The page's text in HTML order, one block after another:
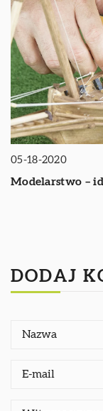
05-18-2020
Modelarstwo –
DODAJ